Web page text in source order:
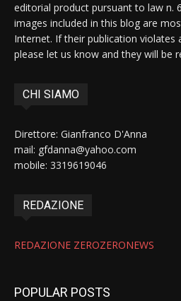
editorial product pursuant to law n.
images included in this blog are
Internet. If their publication violates
please let us know and they will be
CHI SIAMO
Direttore: Gianfranco D'Anna
mail: gfdanna@yahoo.com
mobile: 3319619046
REDAZIONE
REDAZIONE ZEROZERONEWS
POPULAR POSTS